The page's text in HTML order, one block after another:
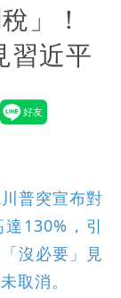
精神科醫
群人故意
」！
習近平
普突宣布對
130%，引
沒必要」見
取消。